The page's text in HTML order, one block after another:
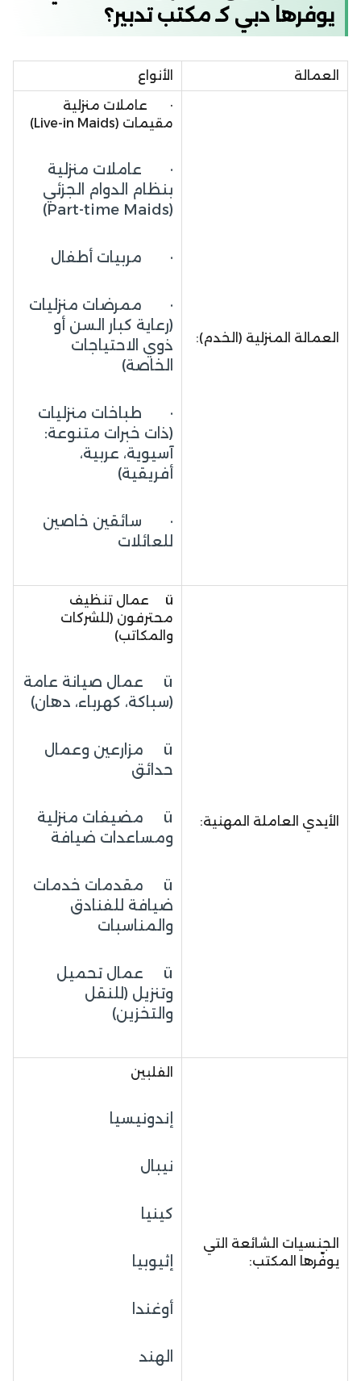
يوفرها دبي كـ مكتب تدبير؟
العمالة الأنواع
العمالة المنزلية (الخدم):
· عاملات منزلية
مقيمات (Live-in Maids)
· عاملات منزلية
بنظام الدوام الجزئي
(Part-time Maids)
· مربيات أطفال
· ممرضات منزليات
(رعاية كبار السن أو
ذوي الاحتياجات
الخاصة)
· طباخات منزليات
(ذات خبرات متنوعة:
آسيوية، عربية،
أفريقية)
· سائقين خاصين
للعائلات
الأيدي العاملة المهنية:
ü عمال تنظيف
محترفون (للشركات
والمكاتب)
ü عمال صيانة عامة
(سباكة، كهرباء، دهان)
ü مزارعين وعمال
حدائق
ü مضيفات منزلية
ومساعدات ضيافة
ü مقدمات خدمات
ضيافة للفنادق
والمناسبات
ü عمال تحميل
وتنزيل (للنقل
والتخزين)
الجنسيات الشائعة التي
يوفّرها المكتب:
الفلبين
إندونيسيا
نيبال
كينيا
إثيوبيا
أوغندا
الهند